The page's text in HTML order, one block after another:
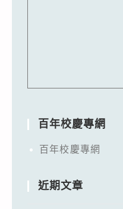
百年校慶專網
百年校慶專網
近期文章